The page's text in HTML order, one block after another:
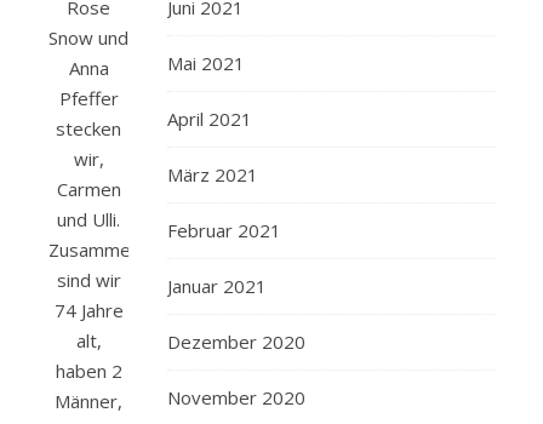
Rose
Snow und
Anna
Pfeffer
stecken
wir,
Carmen
und Ulli.
Zusammen
sind wir
74 Jahre
alt,
haben 2
Männer,
Juni 2021
Mai 2021
April 2021
März 2021
Februar 2021
Januar 2021
Dezember 2020
November 2020